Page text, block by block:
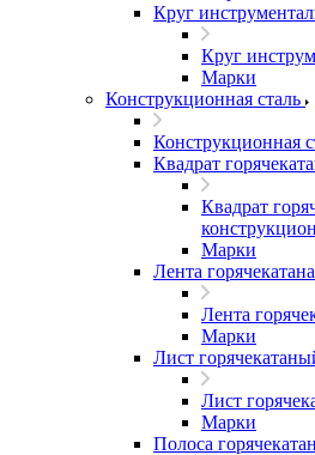
Круг
Круг
Марки
Конструкционная сталь
Конструкционная
Квадрат
Квадрат
Марки
Лента
Лента
Марки
Лист
Лист
Марки
Полоса